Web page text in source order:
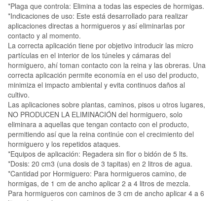
*Plaga que controla: Elimina a todas las especies de hormigas.
*Indicaciones de uso: Este está desarrollado para realizar
aplicaciones directas a hormigueros y así eliminarlas por
contacto y al momento.
La correcta aplicación tiene por objetivo introducir las micro
partículas en el interior de los túneles y cámaras del
hormiguero, ahí toman contacto con la reina y las obreras. Una
correcta aplicación permite economía en el uso del producto,
minimiza el impacto ambiental y evita continuos daños al
cultivo.
Las aplicaciones sobre plantas, caminos, pisos u otros lugares,
NO PRODUCEN LA ELIMINACIÓN del hormiguero, solo
eliminara a aquellas que tengan contacto con el producto,
permitiendo así que la reina continúe con el crecimiento del
hormiguero y los repetidos ataques.
*Equipos de aplicación: Regadera sin flor o bidón de 5 lts.
*Dosis: 20 cm3 (una dosis de 3 tapitas) en 2 litros de agua.
*Cantidad por Hormiguero: Para hormigueros camino, de
hormigas, de 1 cm de ancho aplicar 2 a 4 litros de mezcla.
Para hormigueros con caminos de 3 cm de ancho aplicar 4 a 6